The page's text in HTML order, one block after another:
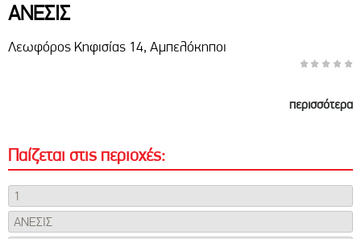
AΝΕΣΙΣ
Λεωφόρος Κηφισίας 14, Αμπελόκηποι
περισσότερα
Παίζεται στις περιοχές:
1
AΝΕΣΙΣ